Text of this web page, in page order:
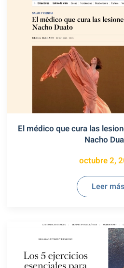
El médico que cura las
Nacho
octubre 2,
Leer más